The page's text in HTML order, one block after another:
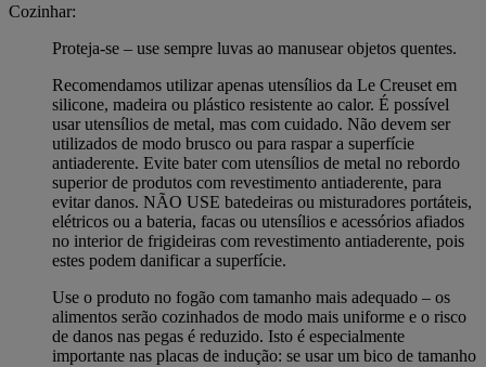
Cozinhar:
Proteja-se – use sempre luvas ao manusear objetos quentes.
Recomendamos utilizar apenas utensílios da Le Creuset em
silicone, madeira ou plástico resistente ao calor. É possível
usar utensílios de metal, mas com cuidado. Não devem ser
utilizados de modo brusco ou para raspar a superfície
antiaderente. Evite bater com utensílios de metal no rebordo
superior de produtos com revestimento antiaderente, para
evitar danos. NÃO USE batedeiras ou misturadores portáteis,
elétricos ou a bateria, facas ou utensílios e acessórios afiados
no interior de frigideiras com revestimento antiaderente, pois
estes podem danificar a superfície.
Use o produto no fogão com tamanho mais adequado – os
alimentos serão cozinhados de modo mais uniforme e o risco
de danos nas pegas é reduzido. Isto é especialmente
importante nas placas de indução: se usar um bico de tamanho